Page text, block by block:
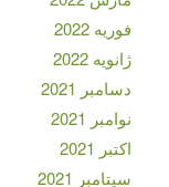
فوریه 2022
ژانویه 2022
دسامبر 2021
نوامبر 2021
اکتبر 2021
سپتامبر 2021